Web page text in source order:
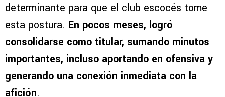
determinante para que el club escocés tome
esta postura. En pocos meses, logró
consolidarse como titular, sumando minutos
importantes, incluso aportando en ofensiva y
generando una conexión inmediata con la
afición.